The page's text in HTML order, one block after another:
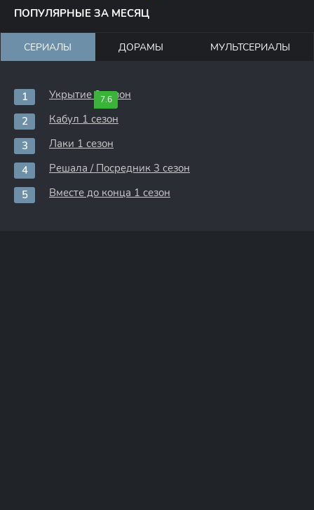
ПОПУЛЯРНЫЕ ЗА МЕСЯЦ
СЕРИАЛЫ ДОРАМЫ МУЛЬТСЕРИАЛЫ
7.6
Укрытие 3 сезон
Кабул 1 сезон
Лаки 1 сезон
Решала / Посредник 3 сезон
Вместе до конца 1 сезон